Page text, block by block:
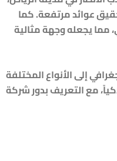
عوائد مرتفعة. كما
مما يجعله وجهة مثالية
إلى الأنواع المختلفة
مع التعريف بدور شركة